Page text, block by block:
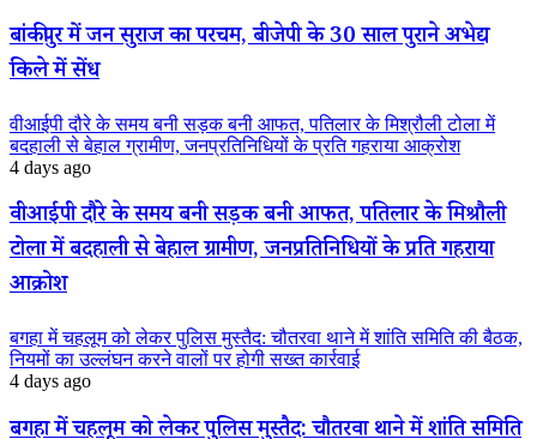
बांकीपुर में जन सुराज का परचम, बीजेपी के 30 साल पुराने अभेद्य
किले में सेंध
वीआईपी दौरे के समय बनी सड़क बनी आफत, पतिलार के मिश्रौली टोला में
बदहाली से बेहाल ग्रामीण, जनप्रतिनिधियों के प्रति गहराया आक्रोश
4 days ago
वीआईपी दौरे के समय बनी सड़क बनी आफत, पतिलार के मिश्रौली
टोला में बदहाली से बेहाल ग्रामीण, जनप्रतिनिधियों के प्रति गहराया
आक्रोश
बगहा में चहलूम को लेकर पुलिस मुस्तैद: चौतरवा थाने में शांति समिति की बैठक,
नियमों का उल्लंघन करने वालों पर होगी सख्त कार्रवाई
4 days ago